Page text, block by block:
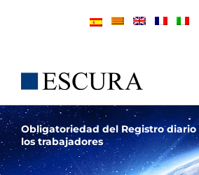
Obligatoriedad del Registro
los trabajadores